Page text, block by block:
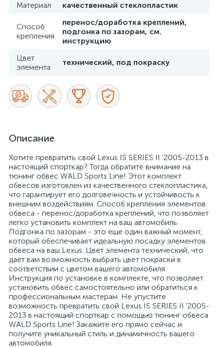
Материал качественный стеклопластик
Способ
крепления
перенос/доработка креплений,
подгонка по зазорам, см.
инструкцию
Цвет
элемента
технический, под покраску
Описание
Хотите превратить свой Lexus IS SERIES II '2005-2013 в
настоящий спорткар? Тогда обратите внимание на
тюнинг обвес WALD Sports Line! Этот комплект
обвесов изготовлен из качественного стеклопластика,
что гарантирует его долговечность и устойчивость к
внешним воздействиям. Способ крепления элементов
обвеса - перенос/доработка креплений, что позволяет
легко установить комплект на ваш автомобиль.
Подгонка по зазорам - это еще один важный момент,
который обеспечивает идеальную посадку элементов
обвеса на ваш Lexus. Цвет элемента технический, что
дает вам возможность выбрать цвет покраски в
соответствии с цветом вашего автомобиля.
Инструкция по установке в комплекте, что позволяет
установить обвес самостоятельно или обратиться к
профессиональным мастерам. Не упустите
возможность превратить свой Lexus IS SERIES II '2005-
2013 в настоящий спорткар с помощью тюнинг обвеса
WALD Sports Line! Закажите его прямо сейчас и
получите уникальный стиль и динамичность вашего
автомобиля.